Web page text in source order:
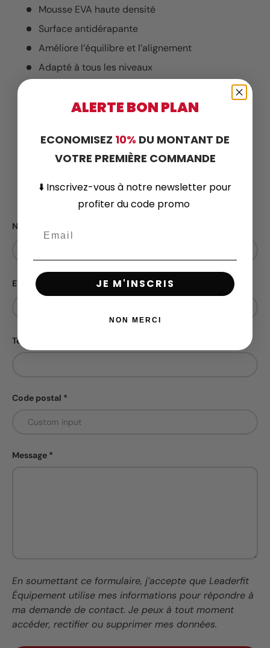
Mousse EVA haute densité
Surface antidérapante
Améliore l’équilibre et l’alignement
Adapté à tous les niveaux
Vendues par paire
Contactez-nous
Nom
E-mail
Téléphone
Code postal
Message
En soumettant ce formulaire, j’accepte que Leaderfit
Équipement utilise mes informations pour répondre à
ma demande de contact. Je peux à tout moment
accéder, rectifier ou supprimer mes données.
ALERTE BON PLAN
ECONOMISEZ 10% DU MONTANT DE
VOTRE PREMIÈRE COMMANDE
⬇️ Inscrivez-vousà notre newsletter pour
profiter du code promo
JE M'INSCRIS
NON MERCI